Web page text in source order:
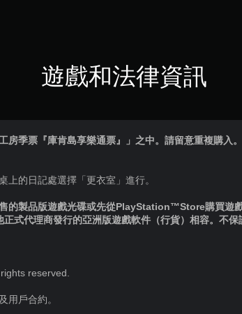
遊戲和法律資訊
季票『庫肯島享樂通票』」之中。請留意重複購入。
上的日記處選擇「更衣室」進行。
的製品版遊戲光碟或先從PlayStation™Store購買遊
式代理商發行的亞洲版遊戲軟件（行貨）相容。不
reserved.
用戶合約。